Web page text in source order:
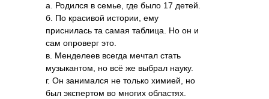
а. Родился в семье, где было 17 детей.
б. По красивой истории, ему
приснилась та самая таблица. Но он и
сам опроверг это.
в. Менделеев всегда мечтал стать
музыкантом, но всё же выбрал науку.
г. Он занимался не только химией, но
был экспертом во многих областях.